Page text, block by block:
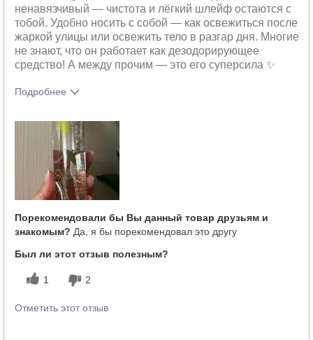
ненавязчивый — чистота и лёгкий шлейф остаются с
тобой. Удобно носить с собой — как освежиться после
жаркой улицы или освежить тело в разгар дня. Многие
не знают, что он работает как дезодорирующее
средство! А между прочим — это его суперсила ✨
Подробнее
использования этого продукта?
Порекомендовали бы Вы данный товар друзьям и
знакомым? Да, я бы порекомендовал это другу
Был ли этот отзыв полезным?
1 2
Отметить этот отзыв